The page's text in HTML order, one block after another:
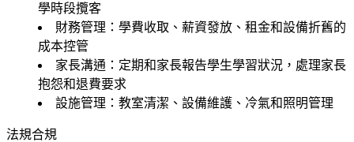
學時段攬客
財務管理：學費收取、薪資發放、租金和設備折舊的
成本控管
家長溝通：定期和家長報告學生學習狀況，處理家長
抱怨和退費要求
設施管理：教室清潔、設備維護、冷氣和照明管理
法規合規